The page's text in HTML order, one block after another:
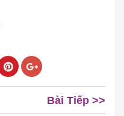
Bài Tiếp >>